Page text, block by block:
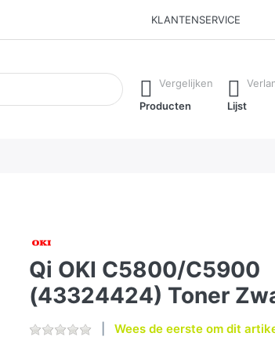
KLANTENSERVICE
automatisch terwijl je typt. Druk op de
Vergelijken
Producten
Lijst
Qi OKI C5800/C5900
(43324424) Toner
Wees de eerste om dit